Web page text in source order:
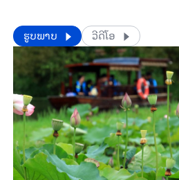
​​ຮູບພາບ ວີດີໂອ